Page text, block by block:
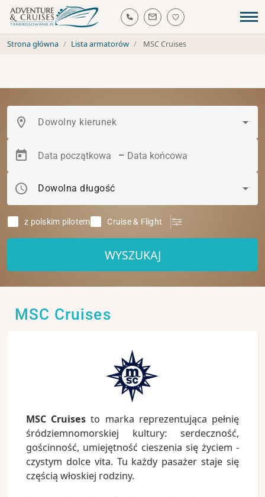
location_on Dowolny kierunek
–
schedule Dowolna długość
WYSZUKAJ
z polskim pilotem Cruise & Flight
Strona główna Lista armatorów MSC Cruises
MSC Cruises
MSC Cruisesto marka reprezentująca pełnię
śródziemnomorskiej kultury: serdeczność,
gościnność, umiejętność cieszenia się życiem -
czystym dolce vita. Tu każdy pasażer staje się
częścią włoskiej rodziny.